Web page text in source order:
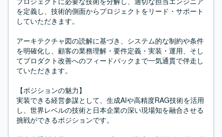
を定義し、技術的側面からプロジェクトをリード・サポート
していただきます。
アーキテクチャ図の読解に基づき、システム的な制約や条件
を明確化し、顧客の業務理解・要件定義・実装・運用、そし
てプロダクト改善へのフィードバックまで一気通貫で伴走し
ていただきます。
【ポジションの魅力】
実装できる経営参謀として、生成AIや高精度RAG技術を活用
し、世界レベルの技術と日本企業の深い現場知を融合させる
挑戦ができるポジションです。